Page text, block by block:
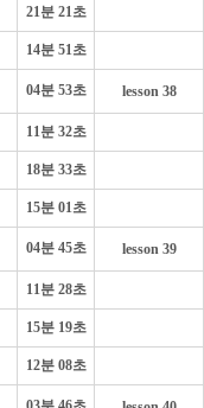
21분 21초
14분 51초
04분 53초 lesson 38
11분 32초
18분 33초
15분 01초
04분 45초 lesson 39
11분 28초
15분 19초
12분 08초